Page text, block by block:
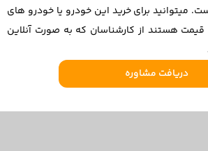
تومان است. میتوانید برای خرید این خودرو یا خودرو های
هستند از کارشناسان که به صورت آنلاین
دریافت مشاوره